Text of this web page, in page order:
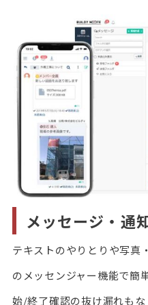
メッセージ・通
テキストのやりとりや写真
のメッセンジャー機能で簡
始/終了確認の抜け漏れもな